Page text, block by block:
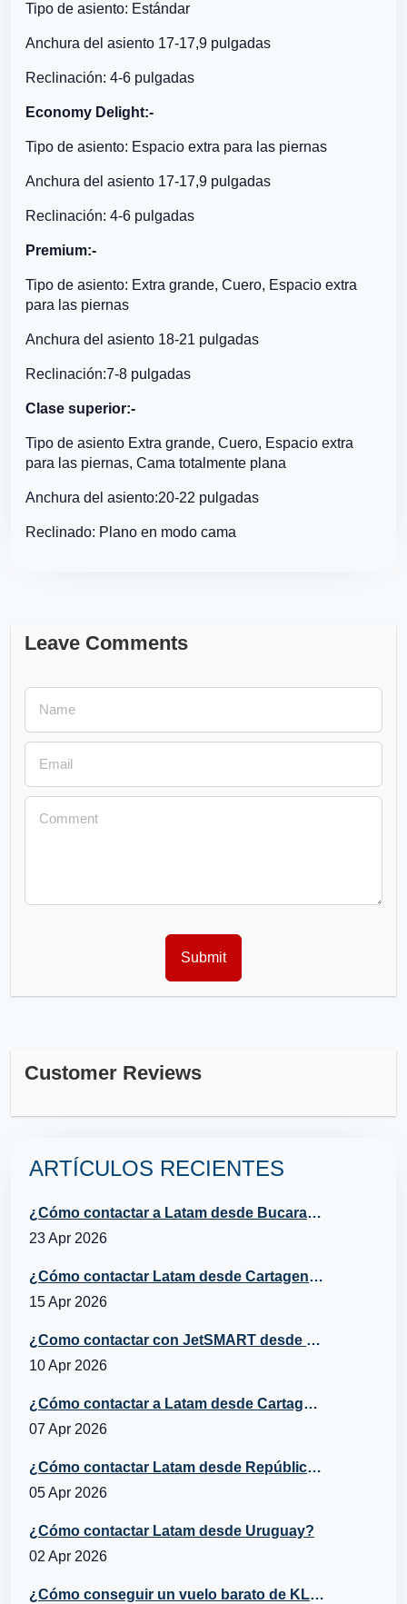
Tipo de asiento: Estándar
Anchura del asiento 17-17,9 pulgadas
Reclinación: 4-6 pulgadas
Economy Delight:-
Tipo de asiento: Espacio extra para las piernas
Anchura del asiento 17-17,9 pulgadas
Reclinación: 4-6 pulgadas
Premium:-
Tipo de asiento: Extra grande, Cuero, Espacio extra
para las piernas
Anchura del asiento 18-21 pulgadas
Reclinación:7-8 pulgadas
Clase superior:-
Tipo de asiento Extra grande, Cuero, Espacio extra
para las piernas, Cama totalmente plana
Anchura del asiento:20-22 pulgadas
Reclinado: Plano en modo cama
Leave Comments
Customer Reviews
ARTÍCULOS RECIENTES
¿Cómo contactar a Latam desde Bucaramanga?
23 Apr 2026
¿Cómo contactar Latam desde Cartagena?
15 Apr 2026
¿Como contactar con JetSMART desde Cartagena, Chile?
10 Apr 2026
¿Cómo contactar a Latam desde Cartagena, República Dominicana?
07 Apr 2026
¿Cómo contactar Latam desde República Dominicana?
05 Apr 2026
¿Cómo contactar Latam desde Uruguay?
02 Apr 2026
¿Cómo conseguir un vuelo barato de KLM a España?